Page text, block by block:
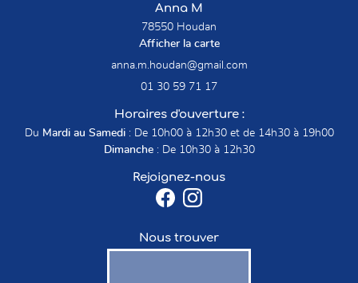
Anna M
78550 Houdan
Afficher la carte
01 30 59 71 17
Horaires d'ouverture :
Du Mardi au Samedi: De 10h00 à 12h30 et de 14h30 à 19h00
Dimanche: De 10h30 à 12h30
Rejoignez-nous
Nous trouver